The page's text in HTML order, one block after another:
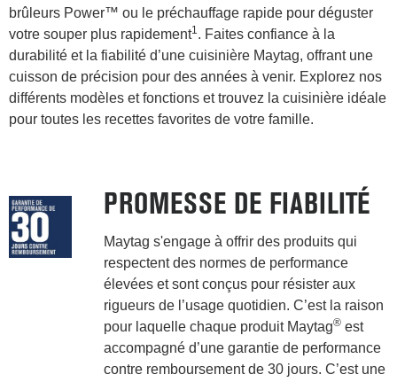
brûleurs Power™ ou le préchauffage rapide pour déguster
votre souper plus rapidement1. Faites confiance à la
durabilité et la fiabilité d’une cuisinière Maytag, offrant une
cuisson de précision pour des années à venir. Explorez nos
différents modèles et fonctions et trouvez la cuisinière idéale
pour toutes les recettes favorites de votre famille.
PROMESSE DE FIABILITÉ
Maytag s'engage à offrir des produits qui
respectent des normes de performance
élevées et sont conçus pour résister aux
rigueurs de l’usage quotidien. C’est la raison
pour laquelle chaque produit Maytag®est
accompagné d’une garantie de performance
contre remboursement de 30 jours. C’est une